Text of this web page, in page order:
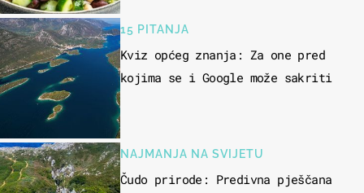
15 PITANJA
Kviz općeg znanja: Za one pred
kojima se i Google može sakriti
NAJMANJA NA SVIJETU
Čudo prirode: Predivna pješčana